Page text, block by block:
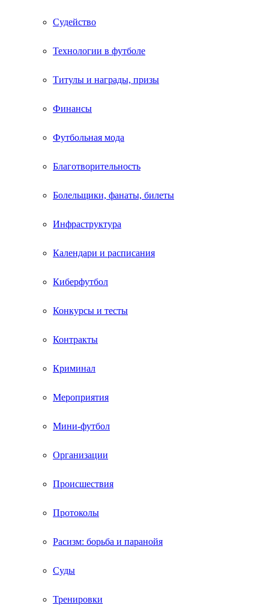
Судейство
Технологии в футболе
Титулы и награды, призы
Финансы
Футбольная мода
Благотворительность
Болельщики, фанаты, билеты
Инфраструктура
Календари и расписания
Киберфутбол
Конкурсы и тесты
Контракты
Криминал
Мероприятия
Мини-футбол
Организации
Происшествия
Протоколы
Расизм: борьба и паранойя
Суды
Тренировки